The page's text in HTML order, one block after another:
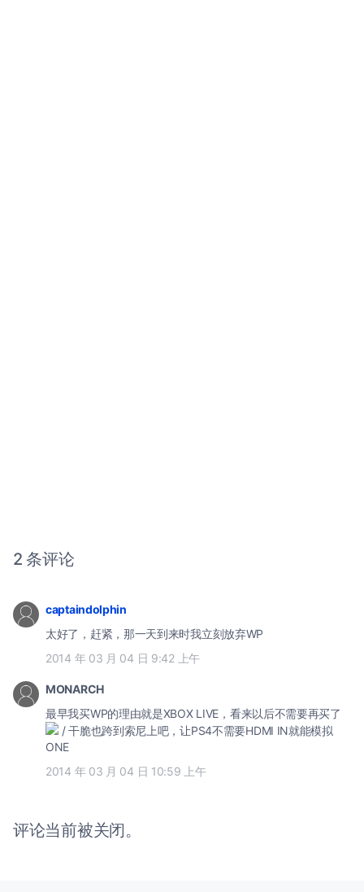
2 条评论
captaindolphin
太好了，赶紧，那一天到来时我立刻放弃WP
2014 年 03 月 04 日 9:42 上午
MONARCH
最早我买WP的理由就是XBOX LIVE，看来以后不需要再买了
ONE
2014 年 03 月 04 日 10:59 上午
评论当前被关闭。